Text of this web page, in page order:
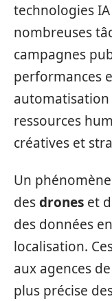
technologies
nombreuses
campagnes
performances
ressources
créatives et
Un
desdrones et
des données
localisation.
aux agences
plus précise